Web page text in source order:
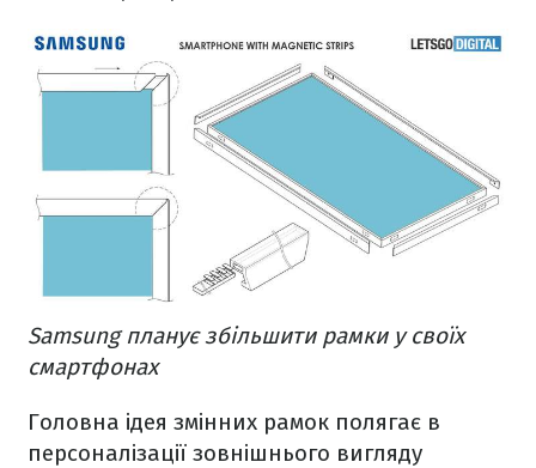
Samsung планує збільшити рамки у своїх
смартфонах
Головна ідея змінних рамок полягає в
персоналізації зовнішнього вигляду